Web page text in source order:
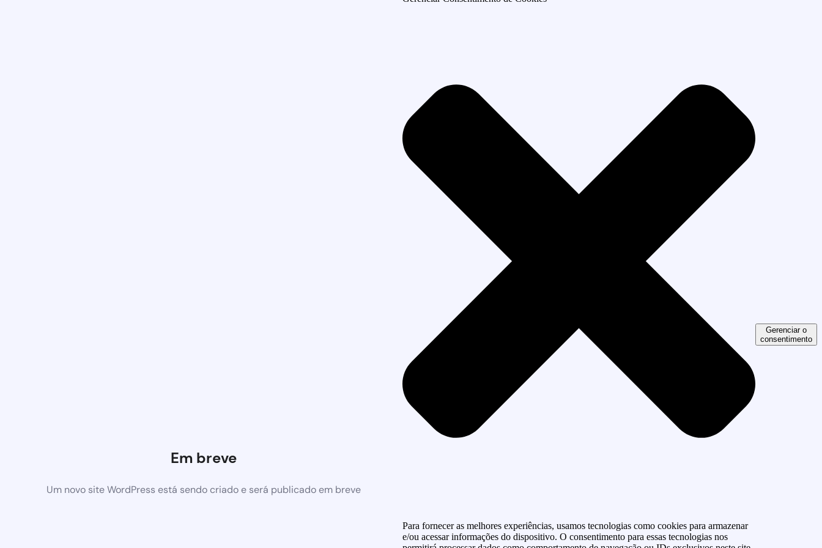
Em breve
Um novo site WordPress está sendo criado e será publicado em breve
Para fornecer as melhores experiências, usamos tecnologias como cookies para armazenar
e/ou acessar informações do dispositivo. O consentimento para essas tecnologias nos
Gerenciar o
consentimento